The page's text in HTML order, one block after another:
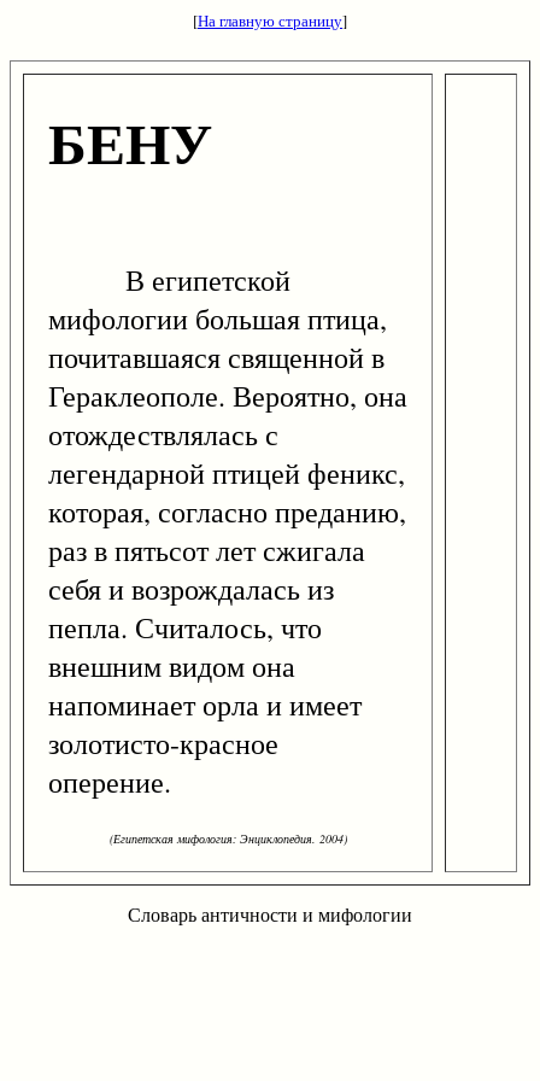
[На главную страницу]
БЕНУ
В египетской
мифологии большая птица,
почитавшаяся священной в
Гераклеополе. Вероятно, она
отождествлялась с
легендарной птицей феникс,
которая, согласно преданию,
раз в пятьсот лет сжигала
себя и возрождалась из
пепла. Считалось, что
внешним видом она
напоминает орла и имеет
золотисто-красное
оперение.
(Египетская мифология: Энциклопедия. 2004)
Словарь античности и мифологии